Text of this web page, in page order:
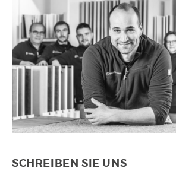
BERATUNG UND PLANUNG
SCHREIBEN SIE UNS